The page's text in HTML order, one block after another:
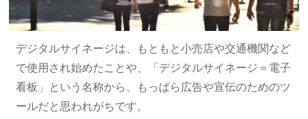
デジタルサイネージは、もともと小売店や交通機関など
で使用され始めたことや、「デジタルサイネージ＝電子
看板」という名称から、もっぱら広告や宣伝のためのツ
ールだと思われがちです。